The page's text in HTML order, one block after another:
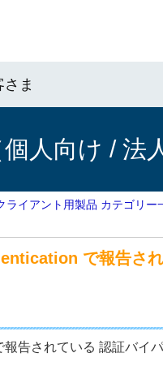
ま
人向け / 法
ライアント用製品 カテゴリー
で報告さ
告されている 認証バイ